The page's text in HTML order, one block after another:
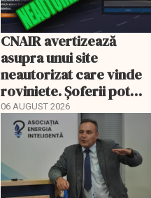
CNAIR avertizează
asupra unui site
neautorizat care vinde
roviniete. Șoferii pot
plăti și cu 186% mai mult
06 AUGUST 2026